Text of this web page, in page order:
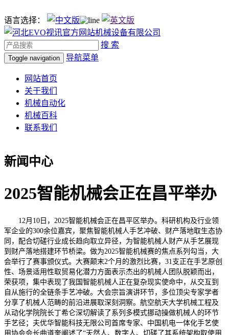
语言选择：
搜 索
Toggle navigation 导航菜单
网站首页
关于我们
机械自动化
机械百科
联系我们
新闻中心
2025智能机械会正在昌平举办
12月10日，2025智能机械会正在昌平区举办。科研机构及行业领
军企业的300余位嘉宾，聚焦智能机械人手艺冲破、财产落地取生态协
同，配合切磋行业成长趋向取立异径，为智能机械人财产从手艺展现
到财产落地搭建环节桥梁。做为2025智能机械赛的焦点系列勾当，大
会举行了赛事颁仪式。大赛颠末2个月的激烈比赛，31支正在手艺原创
性、场景适用性取贸易化潜力方面表示杰出的机械人团队脱颖而出，
荣获项，集中表现了我国智能机械人正在复杂现实使命中，从交互到
自从施行的全链条手艺冲破。大会宗旨演讲环节，多位顶尖专家学者
分享了机械人范畴的前沿进展取深刻洞察。航空航天大学机械工程及
从动化学院院长丁希仑深切解读了系列多模式挪动操做机械人的环节
手艺径；夫优华智能科技无限公司首席专家、中国机电一体化手艺使
用协会会长曲道奎阐述了“天然人、数字人、切磋了其系统架构取使用